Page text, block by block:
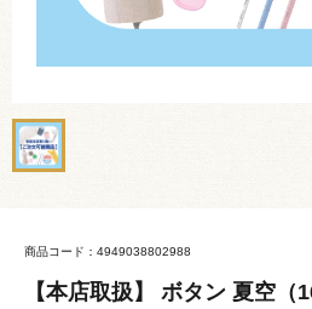
商品コード：4949038802988
【本店取扱】 ボタン 夏空